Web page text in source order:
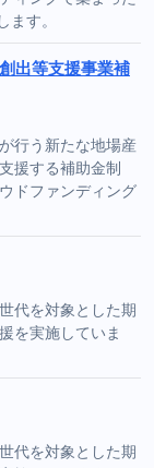
す。
出等支援事業補
行う新たな地場産
援する補助金制
ドファンディング
代を対象とした期
を実施していま
代を対象とした期